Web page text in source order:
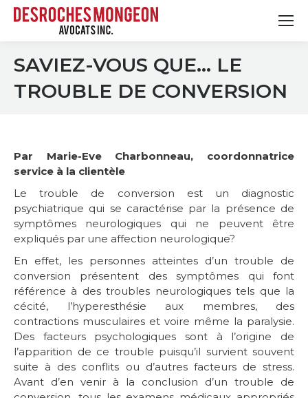
SAVIEZ-VOUS QUE… LE
TROUBLE DE CONVERSION
Par Marie-Eve Charbonneau, coordonnatrice
service à la clientèle
Le trouble de conversion est un diagnostic
psychiatrique qui se caractérise par la présence de
symptômes neurologiques qui ne peuvent être
expliqués par une affection neurologique?
En effet, les personnes atteintes d’un trouble de
conversion présentent des symptômes qui font
référence à des troubles neurologiques tels que la
cécité, l’hyperesthésie aux membres, des
contractions musculaires et voire même la paralysie.
Des facteurs psychologiques sont à l’origine de
l’apparition de ce trouble puisqu’il survient souvent
suite à des conflits ou d’autres facteurs de stress.
Avant d’en venir à la conclusion d’un trouble de